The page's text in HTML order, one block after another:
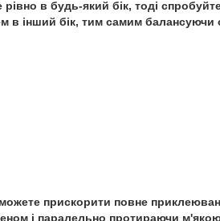
в будь-який бік, тоді
в інший бік, тим самим балансуючи
прискорити повне
і паралельно протираючи